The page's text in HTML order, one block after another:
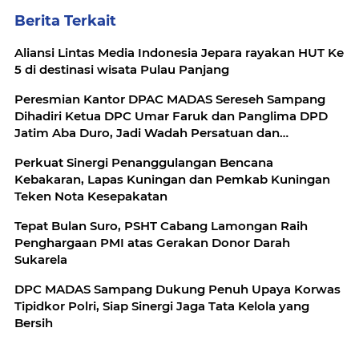
Berita Terkait
Aliansi Lintas Media Indonesia Jepara rayakan HUT Ke
5 di destinasi wisata Pulau Panjang
Peresmian Kantor DPAC MADAS Sereseh Sampang
Dihadiri Ketua DPC Umar Faruk dan Panglima DPD
Jatim Aba Duro, Jadi Wadah Persatuan dan
Perkuat Sinergi Penanggulangan Bencana
Kebakaran, Lapas Kuningan dan Pemkab Kuningan
Teken Nota Kesepakatan
Tepat Bulan Suro, PSHT Cabang Lamongan Raih
Penghargaan PMI atas Gerakan Donor Darah
Sukarela
DPC MADAS Sampang Dukung Penuh Upaya Korwas
Tipidkor Polri, Siap Sinergi Jaga Tata Kelola yang
Bersih